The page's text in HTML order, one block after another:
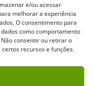
e/ou acessar
melhorar a experiência
O consentimento para
como comportamento
consentir ou retirar o
recursos e funções.